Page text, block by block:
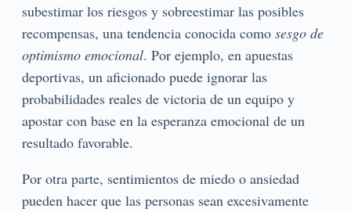
subestimar los riesgos y sobreestimar las posibles
recompensas, una tendencia conocida como sesgo de
optimismo emocional. Por ejemplo, en apuestas
deportivas, un aficionado puede ignorar las
probabilidades reales de victoria de un equipo y
apostar con base en la esperanza emocional de un
resultado favorable.
Por otra parte, sentimientos de miedo o ansiedad
pueden hacer que las personas sean excesivamente